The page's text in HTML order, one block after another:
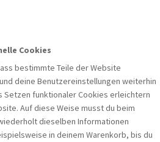
Cookies
bestimmte Teile der Website
deine Benutzereinstellungen weiterhin
Setzen funktionaler Cookies erleichtern
Auf diese Weise musst du beim
dieselben Informationen
in deinem Warenkorb, bis du